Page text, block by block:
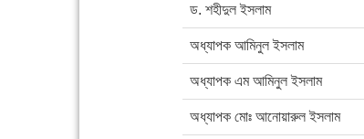
ড. শহীদুল ইসলাম
অধ্যাপক আমিনুল ইসলাম
অধ্যাপক এম আমিনুল ইসলাম
অধ্যাপক মোঃ আনোয়ারুল ইসলাম